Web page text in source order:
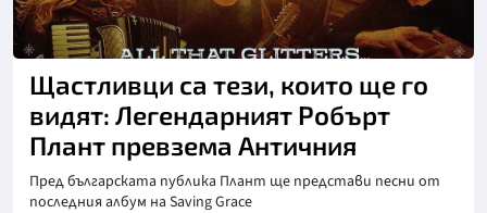
Щастливци са тези, които ще го
видят: Легендарният Робърт
Плант превзема Античния
Пред българската публика Плант ще представи песни от
последния албум на Saving Grace